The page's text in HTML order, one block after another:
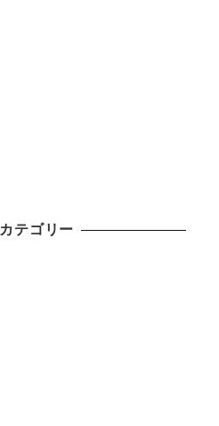
カテゴリー